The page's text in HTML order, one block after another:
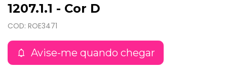
1207.1.1 - Cor D
COD: ROE3471
Avise-me quando chegar